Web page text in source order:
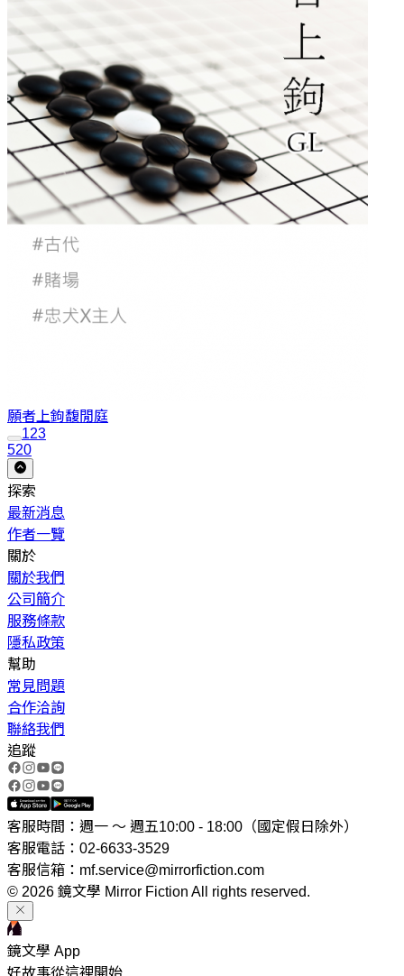
願者上鉤馥閒庭
123
520
探索
最新消息
作者一覽
關於
關於我們
公司簡介
服務條款
隱私政策
幫助
常見問題
合作洽詢
聯絡我們
追蹤
客服時間：週一 ～ 週五10:00 - 18:00（國定假日除外）
客服電話：02-6633-3529
客服信箱：mf.service@mirrorfiction.com
© 2026 鏡文學 Mirror Fiction All rights reserved.
鏡文學 App
好故事從這裡開始